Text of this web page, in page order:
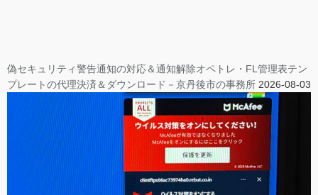
偽セキュリティ警告通知の対応＆通知解除オペトレ・FL管理表テン
プレートの代理決済＆ダウンロード－京丹後市の事務所 2026-08-03